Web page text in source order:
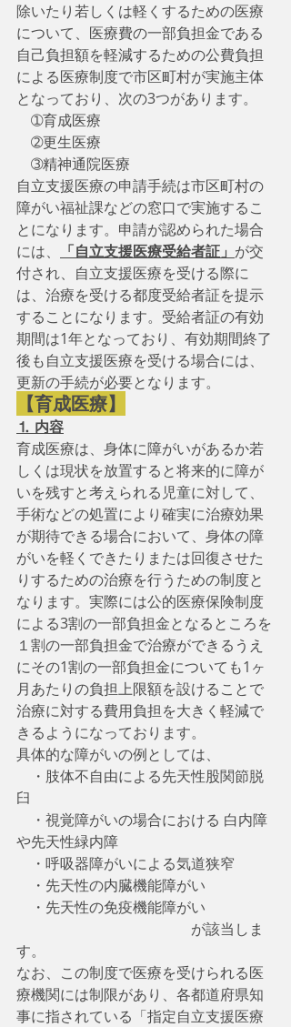
除いたり若しくは軽くするための医療
について、医療費の一部負担金である
自己負担額を軽減するための公費負担
による医療制度で市区町村が実施主体
となっており、次の3つがあります。
➀育成医療
➁更生医療
➂精神通院医療
自立支援医療の申請手続は市区町村の
障がい福祉課などの窓口で実施するこ
とになります。申請が認められた場合
には、
「自立支援医療受給者証」 が交
付され、自立支援医療を受ける際に
は、治療を受ける都度受給者証を提示
することになります。受給者証の有効
期間は1年となっており、有効期間終了
後も自立支援医療を受ける場合には、
更新の手続が必要となります。
【育成医療】
⒈ 内容
育成医療は、身体に障がいがあるか若
しくは現状を放置すると将来的に障が
いを残すと考えられる児童に対して、
手術などの処置により確実に治療効果
が期待できる場合において、身体の障
がいを軽くできたりまたは回復させた
りするための治療を行うための制度と
なります。実際には公的医療保険制度
による3割の一部負担金となるところを
１割の一部負担金で治療ができるうえ
にその1割の一部負担金についても1ヶ
月あたりの負担上限額を設けることで
治療に対する費用負担を大きく軽減で
きるようになっております。
具体的な障がいの例としては、
・肢体不自由による先天性股関節脱
臼
・視覚障がいの場合における 白内障
や先天性緑内障
・呼吸器障がいによる気道狭窄
・先天性の内臓機能障がい
・先天性の免疫機能障がい
が該当しま
す。
なお、この制度で医療を受けられる医
療機関には制限があり、各都道府県知
事に指されている「指定自立支援医療